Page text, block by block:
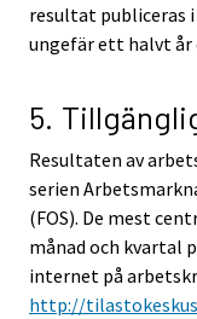
resultat publiceras
ungefär ett halvt
5.
Resultaten av
serien
(FOS). De mest
månad och kvartal
internet på
http://